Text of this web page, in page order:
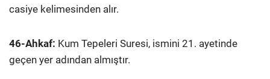
casiye kelimesinden alır.
46-Ahkaf: Kum Tepeleri Suresi, ismini 21. ayetinde
geçen yer adından almıştır.